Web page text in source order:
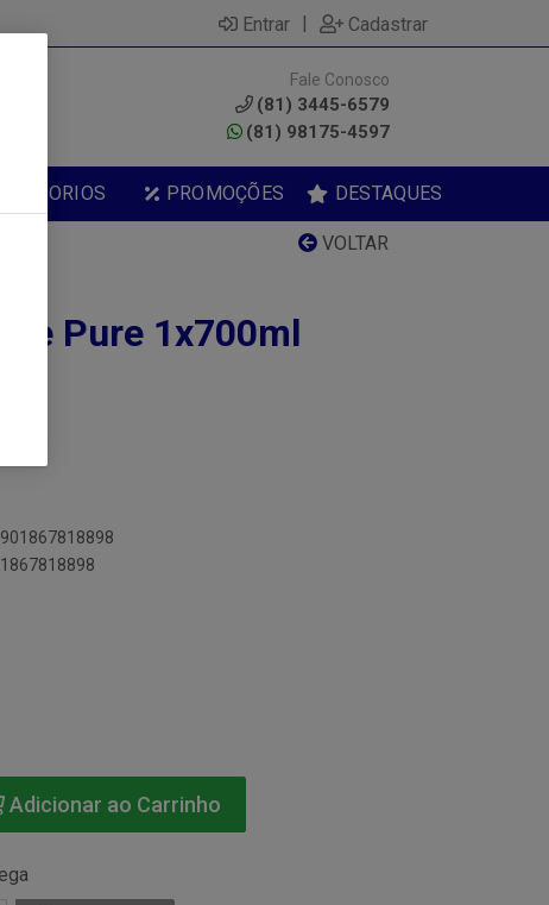
Entrar | Cadastrar
Fale Conosco
(81) 3445-6579
(81) 98175-4597
ACESSORIOS PROMOÇÕES DESTAQUES
VOLTAR
Pure 1x700ml
Adicionar ao Carrinho